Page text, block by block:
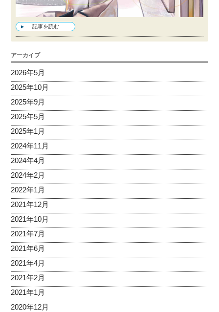
記事を読む
アーカイブ
2026年5月
2025年10月
2025年9月
2025年5月
2025年1月
2024年11月
2024年4月
2024年2月
2022年1月
2021年12月
2021年10月
2021年7月
2021年6月
2021年4月
2021年2月
2021年1月
2020年12月